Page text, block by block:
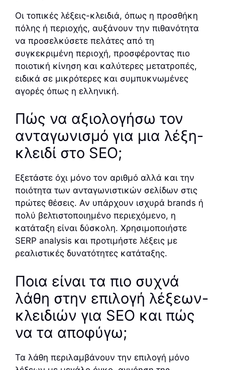
Οι τοπικές λέξεις-κλειδιά, όπως η προσθήκη
πόλης ή περιοχής, αυξάνουν την πιθανότητα
να προσελκύσετε πελάτες από τη
συγκεκριμένη περιοχή, προσφέροντας πιο
ποιοτική κίνηση και καλύτερες μετατροπές,
ειδικά σε μικρότερες και συμπυκνωμένες
αγορές όπως η ελληνική.
Πώς να αξιολογήσω τον
ανταγωνισμό για μια λέξη-
κλειδί στο SEO;
Εξετάστε όχι μόνο τον αριθμό αλλά και την
ποιότητα των ανταγωνιστικών σελίδων στις
πρώτες θέσεις. Αν υπάρχουν ισχυρά brands ή
πολύ βελτιστοποιημένο περιεχόμενο, η
κατάταξη είναι δύσκολη. Χρησιμοποιήστε
SERP analysis και προτιμήστε λέξεις με
ρεαλιστικές δυνατότητες κατάταξης.
Ποια είναι τα πιο συχνά
λάθη στην επιλογή λέξεων-
κλειδιών για SEO και πώς
να τα αποφύγω;
Τα λάθη περιλαμβάνουν την επιλογή μόνο